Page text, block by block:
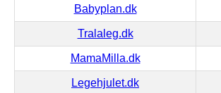
Babyplan.dk
Tralaleg.dk
MamaMilla.dk
Legehjulet.dk